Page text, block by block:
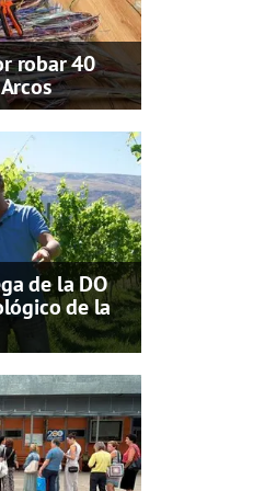
robar 40
de la DO
de la